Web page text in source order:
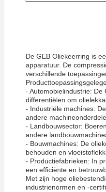
De GEB Oliekeerring is
apparatuur. De
verschillende
- Automobielindustrie: De
differentiëlen om
- Industriële machines:
andere
- Landbouwsector:
andere
- Bouwmachines: De
behouden en
- Productiefabrieken: In
een efficiënte en
Met zijn hoge
industrienormen en -